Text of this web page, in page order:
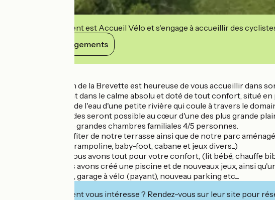
Cet établissement est Accueil Vélo et s'engage à accueillir des
Voir ses engagements
L'équipe du Moulin de la Brevette est heureuse de vous accueillir dans
Un hôtel charmant dans le calme absolu et doté de tout confort, situé
bercer au rythme de l'eau d'une petite rivière qui coule à travers le
De superbes balades seront possible au cœur d'une des plus grande
L'hôtel dispose de grandes chambres familiales 4/5 personnes.
Vous pourrez profiter de notre terrasse ainsi que de notre parc
jeux (balançoire, trampoline, baby-foot, cabane et jeux divers...)
Jeunes parents, nous avons tout pour votre confort, (lit bébé, chauffe
Récemment, nous avons créé une piscine et de nouveaux jeux, ainsi
Salle de séminaire, garage à vélo (payant), nouveau parking etc....
Cet établissement vous intéresse ? Rendez-vous sur leur site pour